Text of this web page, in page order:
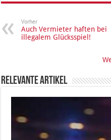
Vorher
Auch Vermieter haften bei
illegalem Glücksspiel!
Relevante Artikel